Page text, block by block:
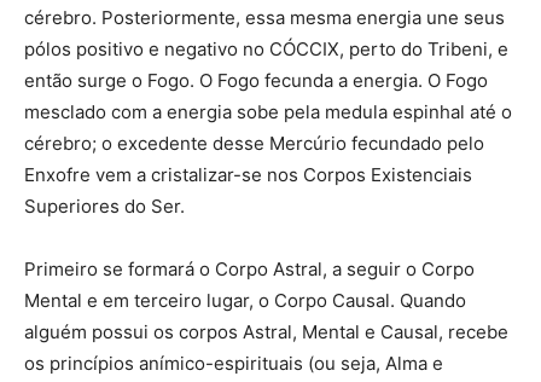
cérebro. Posteriormente, essa mesma energia une seus
pólos positivo e negativo no CÓCCIX, perto do Tribeni, e
então surge o Fogo. O Fogo fecunda a energia. O Fogo
mesclado com a energia sobe pela medula espinhal até o
cérebro; o excedente desse Mercúrio fecundado pelo
Enxofre vem a cristalizar-se nos Corpos Existenciais
Superiores do Ser.
Primeiro se formará o Corpo Astral, a seguir o Corpo
Mental e em terceiro lugar, o Corpo Causal. Quando
alguém possui os corpos Astral, Mental e Causal, recebe
os princípios anímico-espirituais (ou seja, Alma e